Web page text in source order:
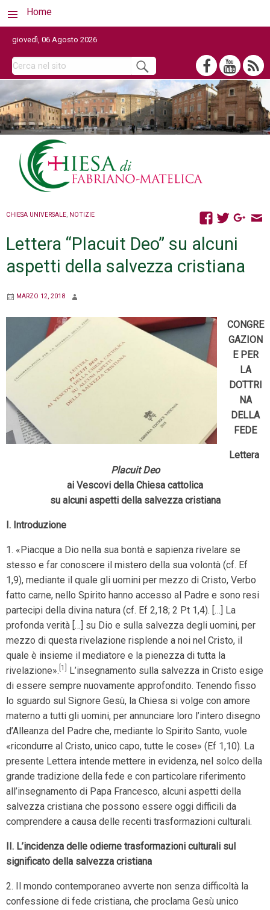
Home
giovedì, 06 Agosto 2026
CHIESA UNIVERSALE, NOTIZIE
Lettera “Placuit Deo” su alcuni
aspetti della salvezza cristiana
MARZO 12, 2018
CONGRE
GAZION
E PER
LA
DOTTRI
NA
DELLA
FEDE
Lettera
Placuit Deo
ai Vescovi della Chiesa cattolica
su alcuni aspetti della salvezza cristiana
I. Introduzione
1. «Piacque a Dio nella sua bontà e sapienza rivelare se
stesso e far conoscere il mistero della sua volontà (cf. Ef
1,9), mediante il quale gli uomini per mezzo di Cristo, Verbo
fatto carne, nello Spirito hanno accesso al Padre e sono resi
partecipi della divina natura (cf. Ef 2,18; 2 Pt 1,4). […] La
profonda verità […] su Dio e sulla salvezza degli uomini, per
mezzo di questa rivelazione risplende a noi nel Cristo, il
quale è insieme il mediatore e la pienezza di tutta la
rivelazione». [1]
L’insegnamento sulla salvezza in Cristo esige
di essere sempre nuovamente approfondito. Tenendo fisso
lo sguardo sul Signore Gesù, la Chiesa si volge con amore
materno a tutti gli uomini, per annunciare loro l’intero disegno
d’Alleanza del Padre che, mediante lo Spirito Santo, vuole
«ricondurre al Cristo, unico capo, tutte le cose» (Ef 1,10). La
presente Lettera intende mettere in evidenza, nel solco della
grande tradizione della fede e con particolare riferimento
all’insegnamento di Papa Francesco, alcuni aspetti della
salvezza cristiana che possono essere oggi difficili da
comprendere a causa delle recenti trasformazioni culturali.
II. L’incidenza delle odierne trasformazioni culturali sul
significato della salvezza cristiana
2. Il mondo contemporaneo avverte non senza difficoltà la
confessione di fede cristiana, che proclama Gesù unico